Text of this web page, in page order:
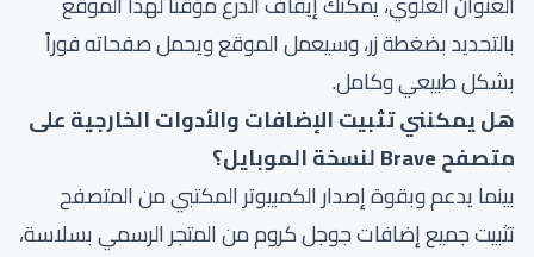
بالتحديد بضغطة زر، وسيعمل الموقع ويحمل صفحاته فوراً
بشكل طبيعي وكامل.
هل يمكنني تثبيت الإضافات والأدوات الخارجية على
متصفح Brave لنسخة الموبايل؟
بينما يدعم وبقوة إصدار الكمبيوتر المكتبي من المتصفح
تثبيت جميع إضافات جوجل كروم من المتجر الرسمي بسلاسة،